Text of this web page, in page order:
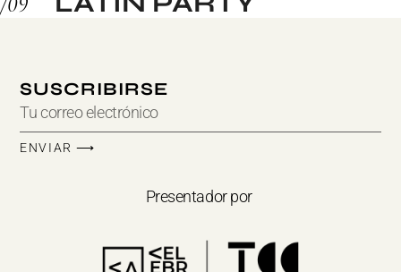
SUSCRIBIRSE
ENVIAR ⟶
Presentador por